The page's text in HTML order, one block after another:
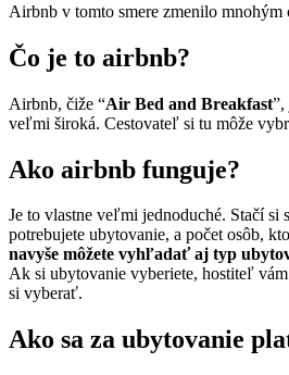
Airbnb v tomto smere zmenilo mnohým
Čo je to airbnb?
Airbnb, čiže “Air Bed and Breakfast”,
veľmi široká. Cestovateľ si tu môže
Ako airbnb funguje?
Je to vlastne veľmi jednoduché. Stačí
potrebujete ubytovanie, a počet osôb,
navyše môžete vyhľadať aj typ
Ak si ubytovanie vyberiete, hostiteľ
si vyberať.
Ako sa za ubytovanie